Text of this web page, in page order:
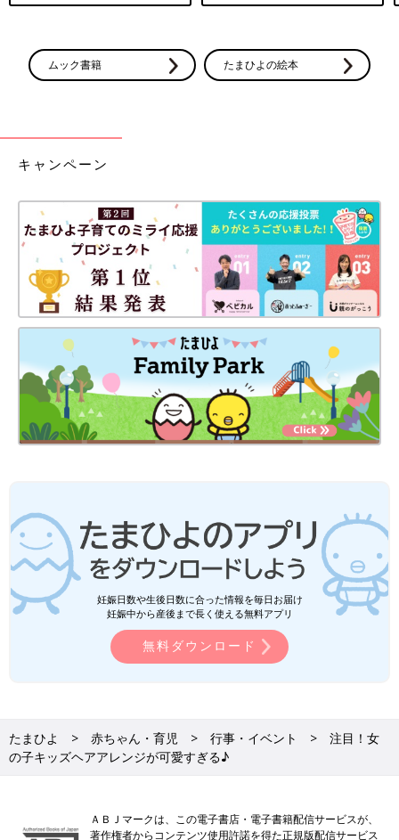
ムック書籍 たまひよの絵本
キャンペーン
妊娠日数や生後日数に合った情報を毎日お届け
妊娠中から産後まで長く使える無料アプリ
無料ダウンロード
たまひよ 赤ちゃん・育児 行事・イベント
注目！女
の子キッズヘアアレンジが可愛すぎる♪
ＡＢＪマークは、この電子書店・電子書籍配信サービスが、
著作権者からコンテンツ使用許諾を得た正規版配信サービス